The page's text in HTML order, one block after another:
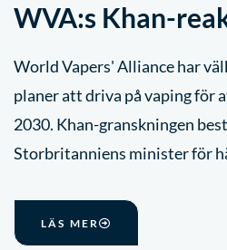
WVA:s Khan-
World Vapers' Alliance har
planer att driva på vaping för
2030. Khan-granskningen
Storbritanniens minister för
LÄS MER